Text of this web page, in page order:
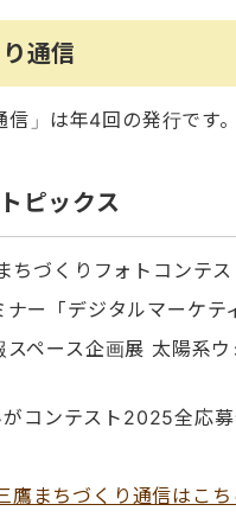
通信
信」は年4回の発行です
ピックス
ちづくりフォトコンテ
ー「デジタルマーケテ
スペース企画展 太陽系
コンテスト2025全応募
まちづくり通信はこち